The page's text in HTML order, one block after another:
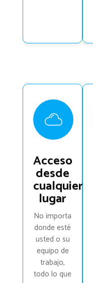
Acceso
desde
cualquier
lugar
No importa
donde esté
usted o su
equipo de
trabajo,
todo lo que